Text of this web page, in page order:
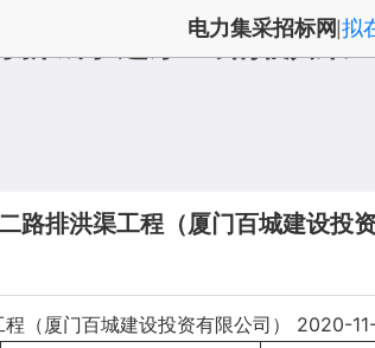
城孚莲东二路排洪渠
电力集采招标网 拟
排洪渠工程（厦门百城建设投
（厦门百城建设投资有限公司） 2020-